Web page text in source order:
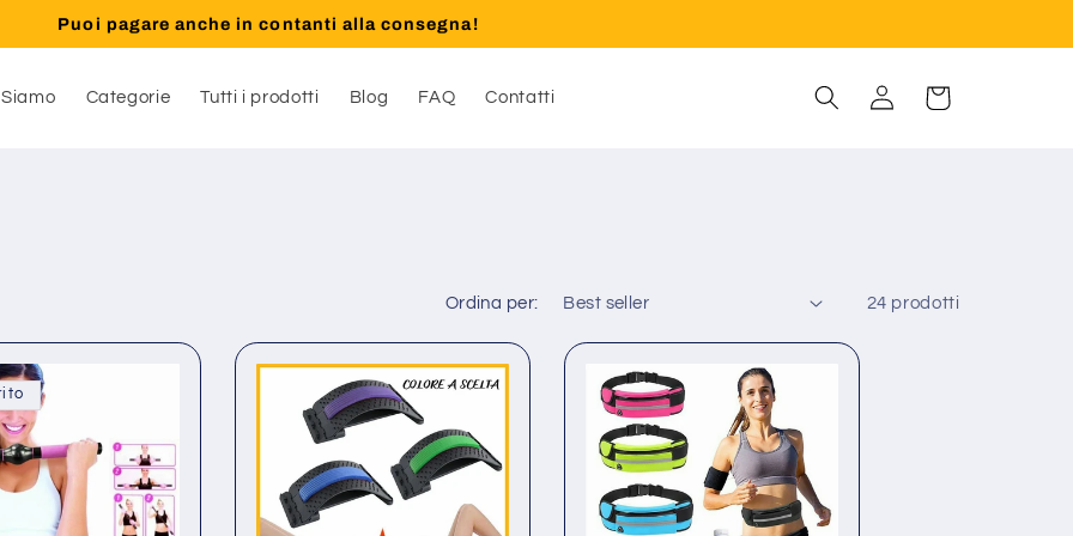
Puoi pagare anche in contanti alla consegna!
Categorie Tutti i prodotti Blog FAQ Contatti Accedi Carrello
Ordina per: 24 prodotti